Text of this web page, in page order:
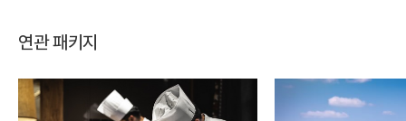
연관 패키지